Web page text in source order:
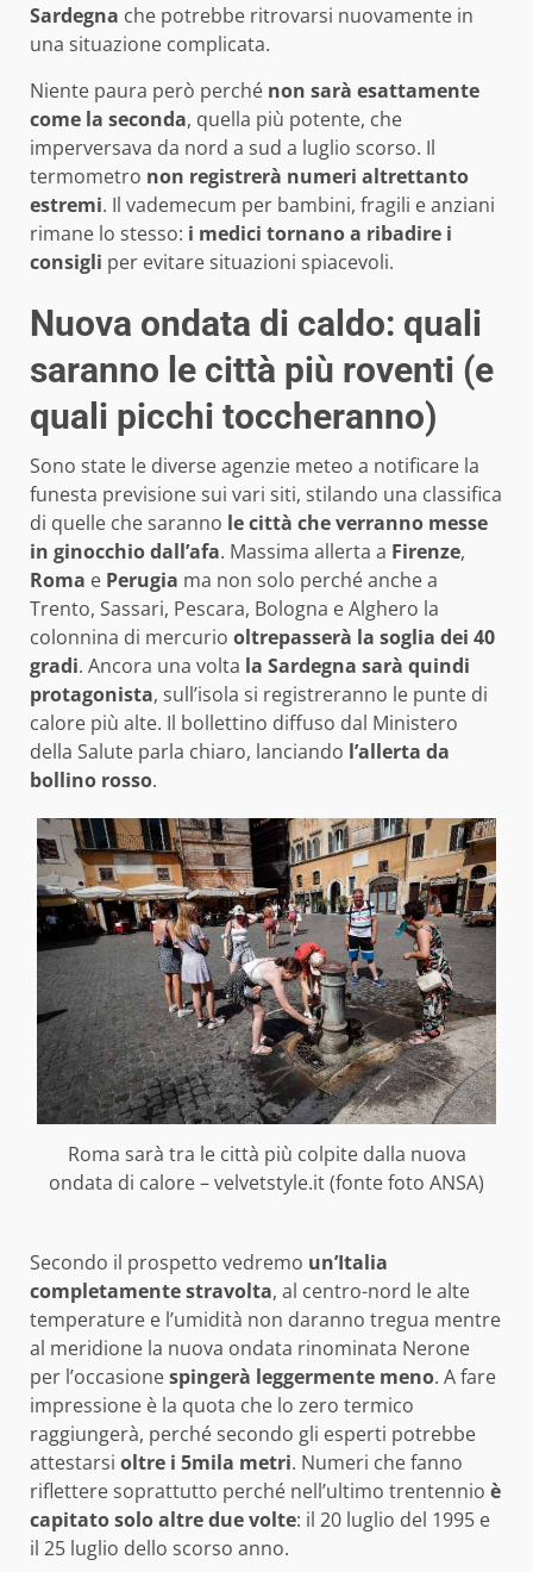
Sardegna che potrebbe ritrovarsi nuovamente in
una situazione complicata.
Niente paura però perché non sarà esattamente
come la seconda, quella più potente, che
imperversava da nord a sud a luglio scorso. Il
termometro non registrerà numeri altrettanto
estremi. Il vademecum per bambini, fragili e anziani
rimane lo stesso: i medici tornano a ribadire i
consigli per evitare situazioni spiacevoli.
Nuova ondata di caldo: quali
saranno le città più roventi (e
quali picchi toccheranno)
Sono state le diverse agenzie meteo a notificare la
funesta previsione sui vari siti, stilando una classifica
di quelle che saranno le città che verranno messe
in ginocchio dall’afa. Massima allerta a Firenze,
Roma e Perugia ma non solo perché anche a
Trento, Sassari, Pescara, Bologna e Alghero la
colonnina di mercurio oltrepasserà la soglia dei 40
gradi. Ancora una volta la Sardegna sarà quindi
protagonista, sull’isola si registreranno le punte di
calore più alte. Il bollettino diffuso dal Ministero
della Salute parla chiaro, lanciando l’allerta da
bollino rosso.
Roma sarà tra le città più colpite dalla nuova
ondata di calore – velvetstyle.it (fonte foto ANSA)
Secondo il prospetto vedremo un’Italia
completamente stravolta, al centro-nord le alte
temperature e l’umidità non daranno tregua mentre
al meridione la nuova ondata rinominata Nerone
per l’occasionespingerà leggermente meno. A fare
impressione è la quota che lo zero termico
raggiungerà, perché secondo gli esperti potrebbe
attestarsi oltre i 5mila metri. Numeri che fanno
riflettere soprattutto perché nell’ultimo trentennio è
capitato solo altre due volte: il 20 luglio del 1995 e
il 25 luglio dello scorso anno.